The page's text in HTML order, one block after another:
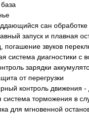
сан обработке
запуск и плавная
звуков
система диагностики с
зарядки
от перегрузки
контроль движения
система торможения в
для мгновенной